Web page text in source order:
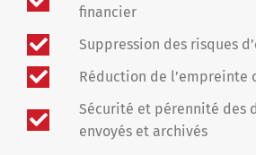
financier
Suppression des risques
Réduction de l’empreinte
Sécurité et pérennité des
envoyés et archivés